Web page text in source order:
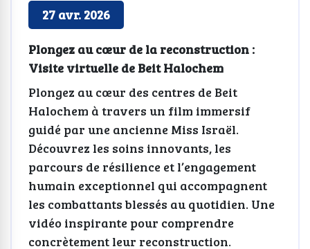
27 avr. 2026
Plongez au cœur de la reconstruction :
Visite virtuelle de Beit Halochem
Plongez au cœur des centres de Beit
Halochem à travers un film immersif
guidé par une ancienne Miss Israël.
Découvrez les soins innovants, les
parcours de résilience et l’engagement
humain exceptionnel qui accompagnent
les combattants blessés au quotidien. Une
vidéo inspirante pour comprendre
concrètement leur reconstruction.